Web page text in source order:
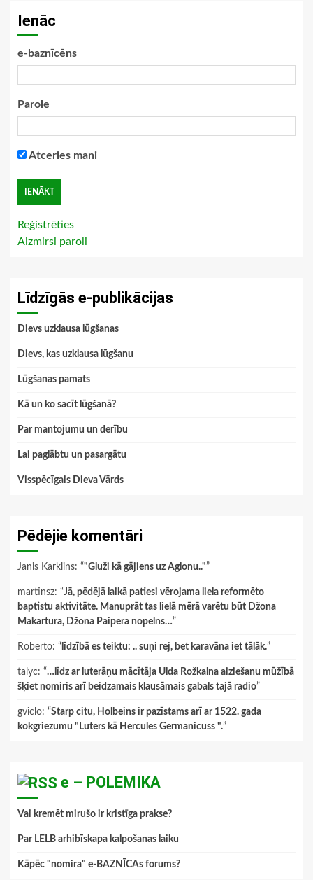
Ienāc
e-baznīcēns
Parole
Atceries mani
Reģistrēties
Aizmirsi paroli
Līdzīgās e-publikācijas
Dievs uzklausa lūgšanas
Dievs, kas uzklausa lūgšanu
Lūgšanas pamats
Kā un ko sacīt lūgšanā?
Par mantojumu un derību
Lai paglābtu un pasargātu
Visspēcīgais Dieva Vārds
Pēdējie komentāri
Janis Karklins: “"Gluži kā gājiens uz Aglonu.."”
martinsz: “Jā, pēdējā laikā patiesi vērojama liela reformēto
baptistu aktivitāte. Manuprāt tas lielā mērā varētu būt Džona
Makartura, Džona Paipera nopelns…”
Roberto: “ līdzībā es teiktu: .. suņi rej, bet karavāna iet tālāk.”
talyc: “…līdz ar luterāņu mācītāja Ulda Rožkalna aiziešanu mūžībā
šķiet nomiris arī beidzamais klausāmais gabals tajā radio”
gviclo: “Starp citu, Holbeins ir pazīstams arī ar 1522. gada
kokgriezumu "Luters kā Hercules Germanicuss ".”
e – POLEMIKA
Vai kremēt mirušo ir kristīga prakse?
Par LELB arhibīskapa kalpošanas laiku
Kāpēc "nomira" e-BAZNĪCAs forums?